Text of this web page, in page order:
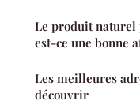
Le produit
est-ce une bonne
Les meilleures
découvrir